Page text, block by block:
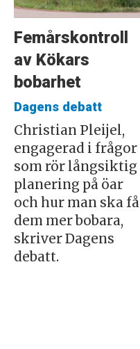
Femårskontroll
av Kökars
bobarhet
Dagens debatt
Christian Pleijel,
engagerad i frågor
som rör långsiktig
planering på öar
och hur man ska få
dem mer bobara,
skriver Dagens
debatt.